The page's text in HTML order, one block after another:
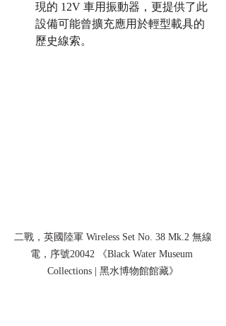
現的 12V 車用振動器，更提供了此
設備可能曾擴充應用於輕型載具的
歷史線索。
二戰，英國陸軍 Wireless Set No. 38 Mk.2 無線
電，序號20042 《Black Water Museum
Collections | 黑水博物館館藏》